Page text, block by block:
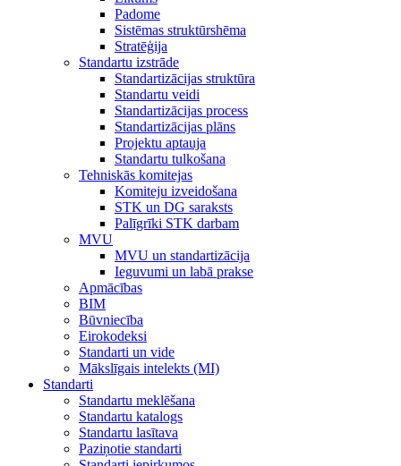
Padome
Sistēmas struktūrshēma
Stratēģija
Standartu izstrāde
Standartizācijas struktūra
Standartu veidi
Standartizācijas process
Standartizācijas plāns
Projektu aptauja
Standartu tulkošana
Tehniskās komitejas
Komiteju izveidošana
STK un DG saraksts
Palīgrīki STK darbam
MVU
MVU un standartizācija
Ieguvumi un labā prakse
Apmācības
BIM
Būvniecība
Eirokodeksi
Standarti un vide
Mākslīgais intelekts (MI)
Standarti
Standartu meklēšana
Standartu katalogs
Standartu lasītava
Paziņotie standarti